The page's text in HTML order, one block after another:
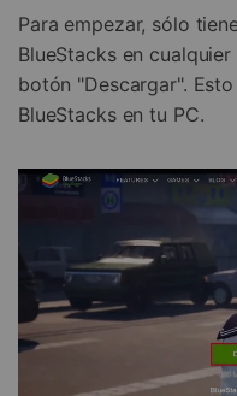
Para empezar, sólo
BlueStacks en
botón "Descargar".
BlueStacks en tu PC.